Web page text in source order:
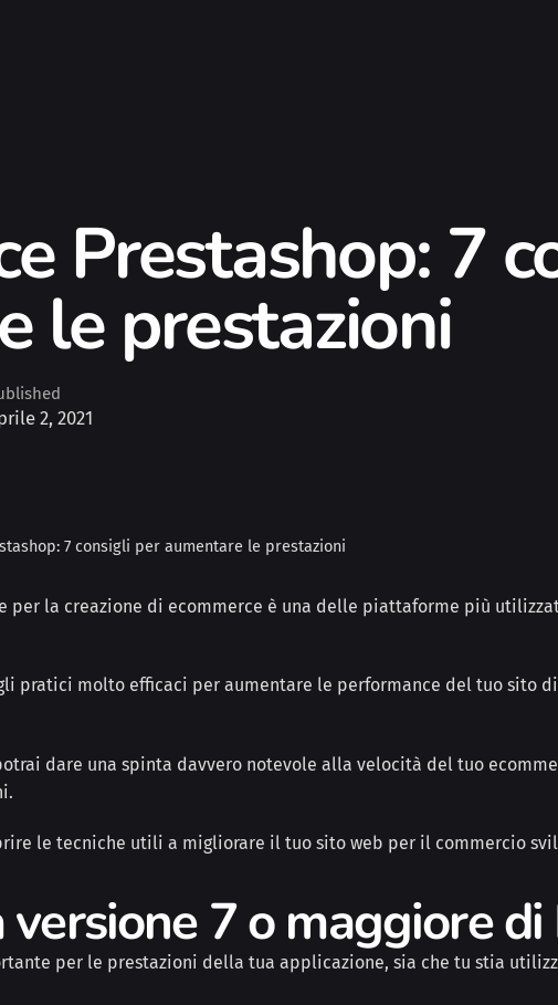
Prestashop: 7
le prestazioni
2, 2021
7 consigli per aumentare le prestazioni
per la creazione di ecommerce è una delle piattaforme più
pratici molto efficaci per aumentare le performance del tuo sito
dare una spinta davvero notevole alla velocità del tuo
le tecniche utili a migliorare il tuo sito web per il commercio
7 o maggiore di
per le prestazioni della tua applicazione, sia che tu stia